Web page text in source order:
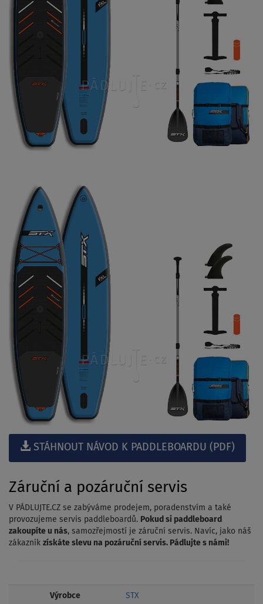
STÁHNOUT NÁVOD K PADDLEBOARDU (PDF)
Záruční a pozáruční servis
V PÁDLUJTE.CZ se zabýváme prodejem, poradenstvím a také
provozujeme servis paddleboardů. Pokud si paddleboard
zakoupíte u nás, samozřejmostí je záruční servis. Navíc, jako náš
zákazník získáte slevu na pozáruční servis. Pádlujte s námi!
Výrobce STX